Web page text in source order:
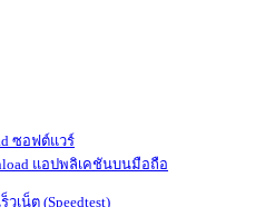
ซอฟต์แวร์
แอปพลิเคชันบนมือถือ
วเน็ต (Speedtest)